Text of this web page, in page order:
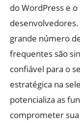
do WordPress e
grande número
frequentes são
confiável para o
estratégica na
potencializa as
comprometer